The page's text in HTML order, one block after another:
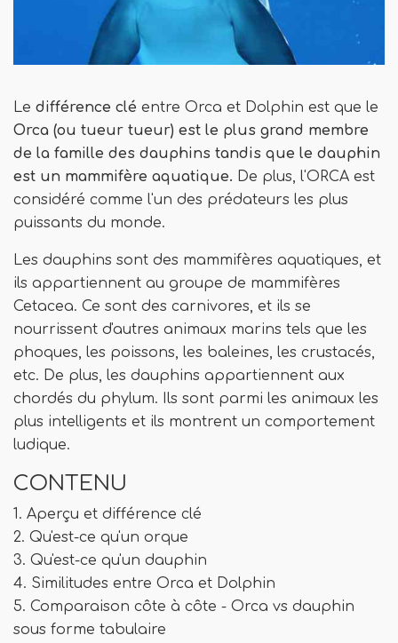
Le différence clé entre Orca et Dolphin est que le
Orca (ou tueur tueur) est le plus grand membre
de la famille des dauphins tandis que le dauphin
est un mammifère aquatique. De plus, l'ORCA est
considéré comme l'un des prédateurs les plus
puissants du monde.
Les dauphins sont des mammifères aquatiques, et
ils appartiennent au groupe de mammifères
Cetacea. Ce sont des carnivores, et ils se
nourrissent d'autres animaux marins tels que les
phoques, les poissons, les baleines, les crustacés,
etc. De plus, les dauphins appartiennent aux
chordés du phylum. Ils sont parmi les animaux les
plus intelligents et ils montrent un comportement
ludique.
CONTENU
1. Aperçu et différence clé
2. Qu'est-ce qu'un orque
3. Qu'est-ce qu'un dauphin
4. Similitudes entre Orca et Dolphin
5. Comparaison côte à côte - Orca vs dauphin
sous forme tabulaire